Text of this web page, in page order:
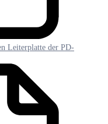
Leiterplatte der PD-